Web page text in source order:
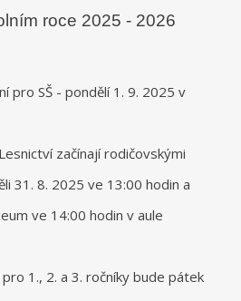
roce 2025 - 2026
pro SŠ - pondělí 1. 9. 2025 v
začínají rodičovskými
31. 8. 2025 ve 13:00 hodin a
ve 14:00 hodin v aule
1., 2. a 3. ročníky bude pátek